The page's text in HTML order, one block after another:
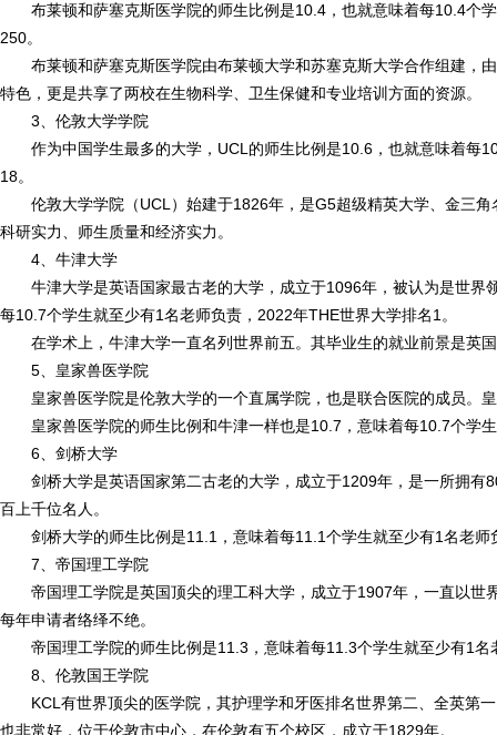
布莱顿和萨塞克斯医学院的师生比例是10.4，也就意味着每10.4个
250。
布莱顿和萨塞克斯医学院由布莱顿大学和苏塞克斯大学合作组建，
特色，更是共享了两校在生物科学、卫生保健和专业培训方面的资源。
3、伦敦大学学院
作为中国学生最多的大学，UCL的师生比例是10.6，也就意味着每
18。
伦敦大学学院（UCL）始建于1826年，是G5超级精英大学、金三
科研实力、师生质量和经济实力。
4、牛津大学
牛津大学是英语国家最古老的大学，成立于1096年，被认为是世
每10.7个学生就至少有1名老师负责，2022年THE世界大学排名1。
在学术上，牛津大学一直名列世界前五。其毕业生的就业前景是英
5、皇家兽医学院
皇家兽医学院是伦敦大学的一个直属学院，也是联合医院的成员。
皇家兽医学院的师生比例和牛津一样也是10.7，意味着每10.7个学
6、剑桥大学
剑桥大学是英语国家第二古老的大学，成立于1209年，是一所拥
百上千位名人。
剑桥大学的师生比例是11.1，意味着每11.1个学生就至少有1名老
7、帝国理工学院
帝国理工学院是英国顶尖的理工科大学，成立于1907年，一直以
每年申请者络绎不绝。
帝国理工学院的师生比例是11.3，意味着每11.3个学生就至少有1
8、伦敦国王学院
KCL有世界顶尖的医学院，其护理学和牙医排名世界第二、全英第
也非常好，位于伦敦市中心，在伦敦有五个校区，成立于1829年。